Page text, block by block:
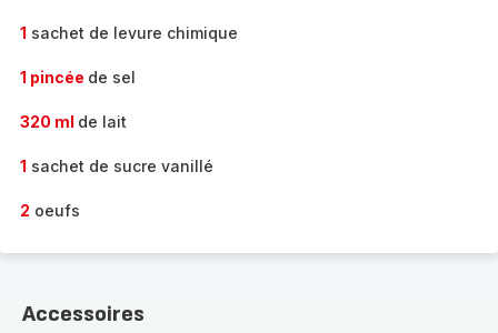
1 sachet de levure chimique
1 pincée de sel
320 ml de lait
1 sachet de sucre vanillé
2 oeufs
Accessoires